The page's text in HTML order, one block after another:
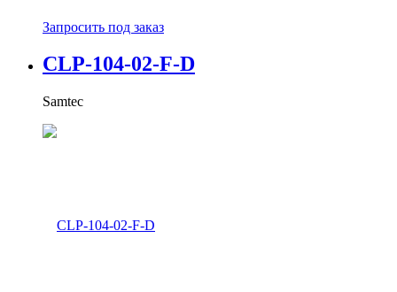
Запросить под заказ
CLP-104-02-F-D
Samtec